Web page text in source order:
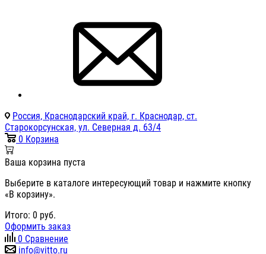
Россия, Краснодарский край, г. Краснодар, ст.
Старокорсунская, ул. Северная д. 63/4
0 Корзина
Ваша корзина пуста
Выберите в каталоге интересующий товар и нажмите кнопку
«В корзину».
Итого: 0 руб.
Оформить заказ
0 Сравнение
info@vitto.ru